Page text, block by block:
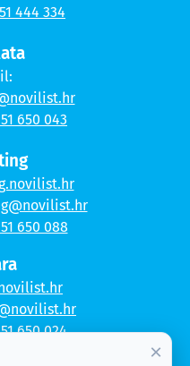
444 334
650 043
650 088
650 024
×